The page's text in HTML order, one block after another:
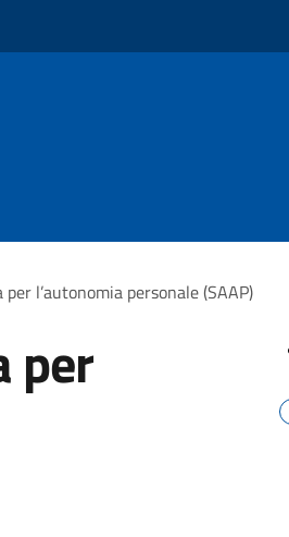
l’autonomia personale (SAAP)
per